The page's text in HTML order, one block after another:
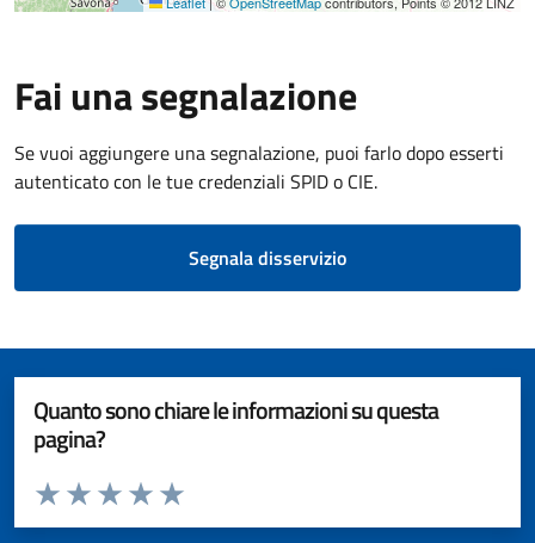
Fai una segnalazione
Se vuoi aggiungere una segnalazione, puoi farlo dopo esserti
autenticato con le tue credenziali SPID o CIE.
Segnala disservizio
Quanto sono chiare le informazioni su questa
pagina?
Valuta da 1 a 5 stelle la pagina
Valuta 5 stelle su 5
Valuta 4 stelle su 5
Valuta 3 stelle su 5
Valuta 2 stelle su 5
Valuta 1 stelle su 5